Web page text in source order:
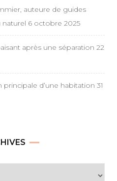
auteure de guides
naturel 6 octobre 2025
après une séparation 22
principale d’une habitation 31